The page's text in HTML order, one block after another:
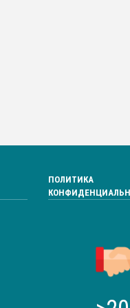
ПОЛИТИКА